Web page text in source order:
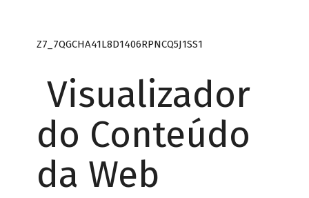
Z7_7QGCHA41L8D1406RPNCQ5J1SS1
Visualizador
do Conteúdo
da Web